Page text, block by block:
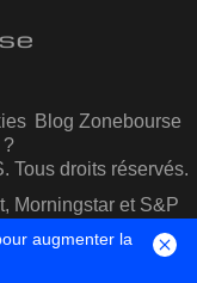
Blog Zonebourse
?
Tous droits réservés.
Morningstar et S&P
augmenter la